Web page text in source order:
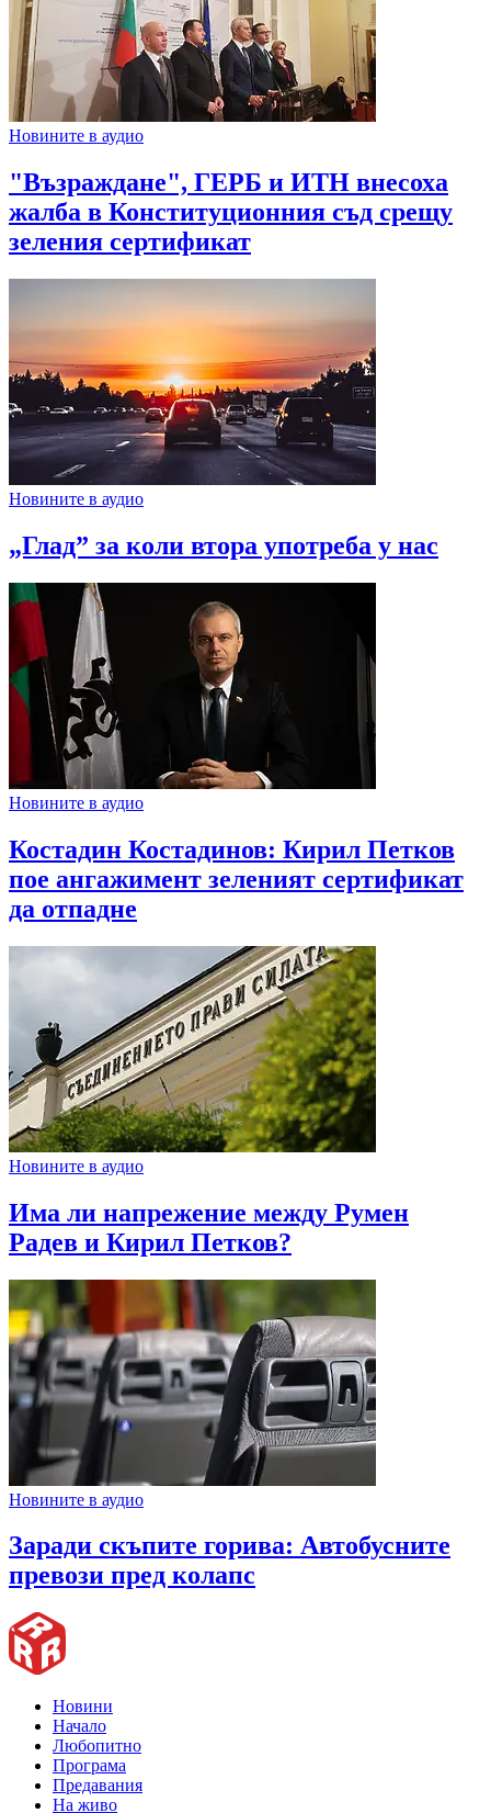
Новините в аудио
"Възраждане", ГЕРБ и ИТН внесоха
жалба в Конституционния съд срещу
зеления сертификат
Новините в аудио
„Глад” за коли втора употреба у нас
Новините в аудио
Костадин Костадинов: Кирил Петков
пое ангажимент зеленият сертификат
да отпадне
Новините в аудио
Има ли напрежение между Румен
Радев и Кирил Петков?
Новините в аудио
Заради скъпите горива: Автобусните
превози пред колапс
Новини
Начало
Любопитно
Програма
Предавания
На живо